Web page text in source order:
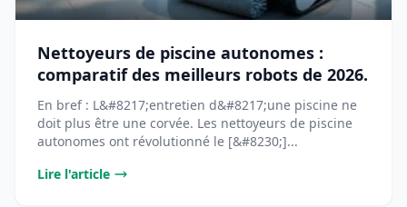
Nettoyeurs de piscine autonomes :
comparatif des meilleurs robots de 2026.
En bref : L&#8217;entretien d&#8217;une piscine ne
doit plus être une corvée. Les nettoyeurs de piscine
autonomes ont révolutionné le [&#8230;]...
Lire l'article